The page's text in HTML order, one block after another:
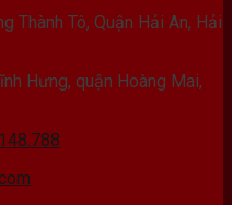
Thành Tô, Quận Hải An, Hải
Hưng, quận Hoàng Mai,